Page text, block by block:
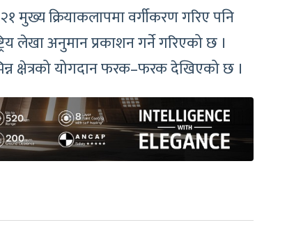
मुख्य क्रियाकलापमा वर्गीकरण गरिए पनि
लेखा अनुमान प्रकाशन गर्ने गरिएको छ ।
क्षेत्रको योगदान फरक–फरक देखिएको छ ।